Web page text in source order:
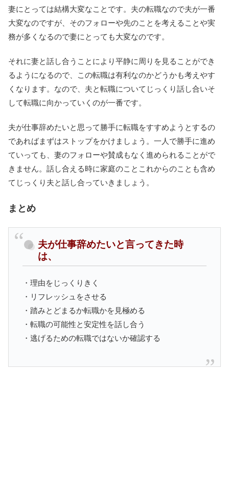
妻にとっては結構大変なことです。夫の転職なので夫が一番
大変なのですが、そのフォローや先のことを考えることや実
務が多くなるので妻にとっても大変なのです。
それに妻と話し合うことにより平静に周りを見ることができ
るようになるので、この転職は有利なのかどうかも考えやす
くなります。なので、夫と転職についてじっくり話し合いそ
して転職に向かっていくのが一番です。
夫が仕事辞めたいと思って勝手に転職をすすめようとするの
であればまずはストップをかけましょう。一人で勝手に進め
ていっても、妻のフォローや賛成もなく進められることがで
きません。話し合える時に家庭のことこれからのことも含め
てじっくり夫と話し合っていきましょう。
まとめ
夫が仕事辞めたいと言ってきた時
は、
・理由をじっくりきく
・リフレッシュをさせる
・踏みとどまるか転職かを見極める
・転職の可能性と安定性を話し合う
・逃げるための転職ではないか確認する